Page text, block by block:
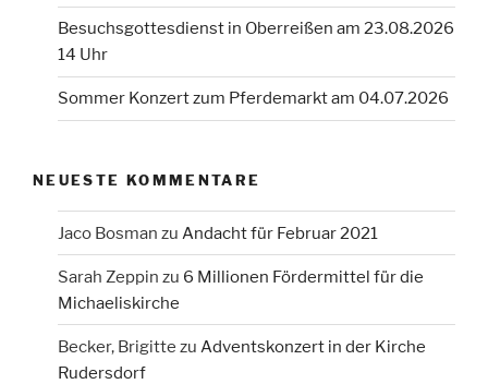
Besuchsgottesdienst in Oberreißen am 23.08.2026
14 Uhr
Sommer Konzert zum Pferdemarkt am 04.07.2026
NEUESTE KOMMENTARE
Jaco Bosman zu Andacht für Februar 2021
Sarah Zeppin zu 6 Millionen Fördermittel für die
Michaeliskirche
Becker, Brigitte zu Adventskonzert in der Kirche
Rudersdorf